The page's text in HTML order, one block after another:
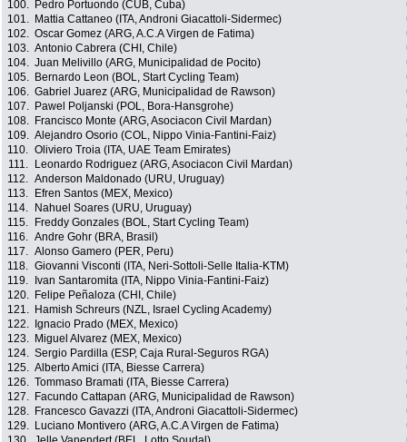
100.
Pedro Portuondo (CUB, Cuba)
101.
Mattia Cattaneo (ITA, Androni Giacattoli-Sidermec)
102. Oscar Gomez (ARG, A.C.A Virgen de Fatima)
103. Antonio Cabrera (CHI, Chile)
104. Juan Melivillo (ARG, Municipalidad de Pocito)
105.
Bernardo Leon (BOL, Start Cycling Team)
106. Gabriel Juarez (ARG, Municipalidad de Rawson)
107.
Pawel Poljanski (POL, Bora-Hansgrohe)
108.
Francisco Monte (ARG, Asociacon Civil Mardan)
109. Alejandro Osorio (COL, Nippo Vinia-Fantini-Faiz)
110. Oliviero Troia (ITA, UAE Team Emirates)
111.
Leonardo Rodriguez (ARG, Asociacon Civil Mardan)
112. Anderson Maldonado (URU, Uruguay)
113.
Efren Santos (MEX, Mexico)
114.
Nahuel Soares (URU, Uruguay)
115.
Freddy Gonzales (BOL, Start Cycling Team)
116. Andre Gohr (BRA, Brasil)
117. Alonso Gamero (PER, Peru)
118. Giovanni Visconti (ITA, Neri-Sottoli-Selle Italia-KTM)
119.
Ivan Santaromita (ITA, Nippo Vinia-Fantini-Faiz)
120.
Felipe Peñaloza (CHI, Chile)
121.
Hamish Schreurs (NZL, Israel Cycling Academy)
122.
Ignacio Prado (MEX, Mexico)
123.
Miguel Alvarez (MEX, Mexico)
124. Sergio Pardilla (ESP, Caja Rural-Seguros RGA)
125. Alberto Amici (ITA, Biesse Carrera)
126. Tommaso Bramati (ITA, Biesse Carrera)
127.
Facundo Cattapan (ARG, Municipalidad de Rawson)
128.
Francesco Gavazzi (ITA, Androni Giacattoli-Sidermec)
129.
Luciano Montivero (ARG, A.C.A Virgen de Fatima)